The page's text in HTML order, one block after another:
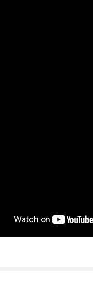
увеличенная
вентилятора,